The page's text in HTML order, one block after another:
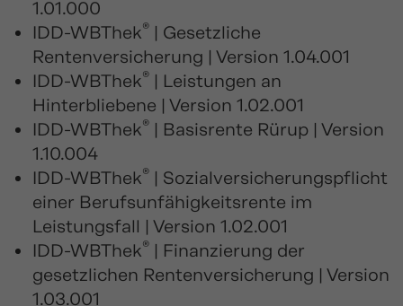
1.01.000
IDD-WBThek® | Gesetzliche
Rentenversicherung | Version 1.04.001
IDD-WBThek® | Leistungen an
Hinterbliebene | Version 1.02.001
IDD-WBThek® | Basisrente Rürup | Version
1.10.004
IDD-WBThek® | Sozialversicherungspflicht
einer Berufsunfähigkeitsrente im
Leistungsfall | Version 1.02.001
IDD-WBThek® | Finanzierung der
gesetzlichen Rentenversicherung | Version
1.03.001